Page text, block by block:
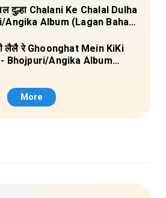
Chalal Dulha
Angika Album (Lagan Bahar
लैलै रे Ghoonghat Mein KiKi
Bhojpuri/Angika Album
More